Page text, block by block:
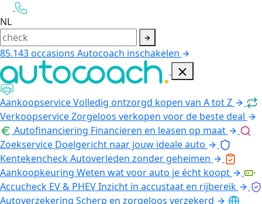
NL
85.143occasions Autocoach inschakelen
AankoopserviceVolledig ontzorgd kopen van A tot Z
VerkoopserviceZorgeloos verkopen voor de beste deal
Autofinanciering Financieren en leasen op maat
Zoekservice Doelgericht naar jouw ideale auto
KentekencheckAutoverleden zonder geheimen
Aankoopkeuring Weten wat voor auto je écht koopt
Accucheck EV & PHEVInzicht in accustaat en rijbereik
Autoverzekering Scherp en zorgeloos verzekerd